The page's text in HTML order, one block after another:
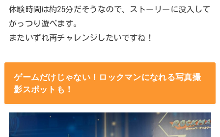
体験時間は約25分だそうなので、ストーリーに没入して
がっつり遊べます。
またいずれ再チャレンジしたいですね！
ゲームだけじゃない！ロックマンになれる写真撮
影スポットも！